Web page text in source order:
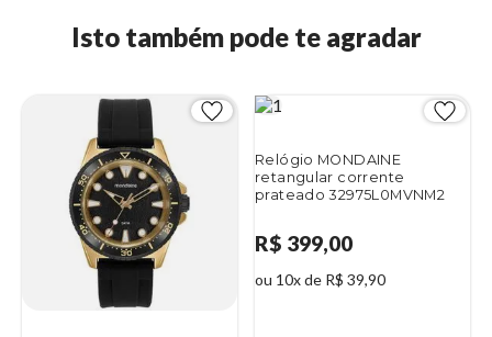
Isto também pode te agradar
Relógio MONDAINE
retangular corrente
prateado 32975L0MVNM2
R$ 399,00
ou 10x de R$ 39,90